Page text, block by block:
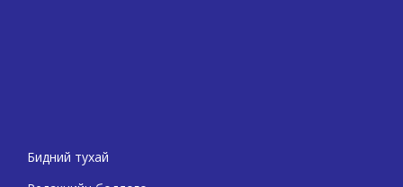
Бидний тухай